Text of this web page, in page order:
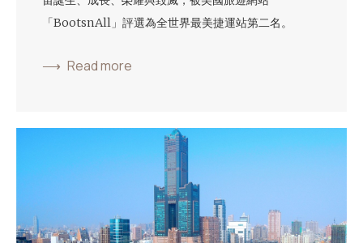
「BootsnAll」評選為全世界最美捷運站第二名。
Read more